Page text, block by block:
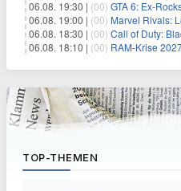
06.08. 19:30 | (00) GTA 6: Ex-Rockstar-
06.08. 19:00 | (00) Marvel Rivals:
06.08. 18:30 | (00) Call of Duty: Black
06.08. 18:10 | (00) RAM-Krise 2027: Die
TOP-THEMEN